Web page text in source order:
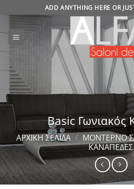
στο
περιεχόμενο
ADD ANYTHING HERE OR
Basic Γωνιακός
ΑΡΧΙΚΉ ΣΕΛΊΔΑ / ΜΟΝΤΈΡΝΟ
ΚΑΝΑΠΈΔΕΣ